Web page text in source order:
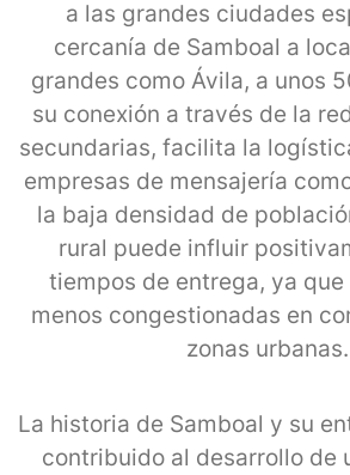
a las grandes ciudades
cercanía de Samboal a
grandes como Ávila, a unos
su conexión a través de la
secundarias, facilita la
empresas de mensajería
la baja densidad de
rural puede influir
tiempos de entrega, ya que
menos congestionadas en
zonas urbanas.
La historia de Samboal y su
contribuido al desarrollo de